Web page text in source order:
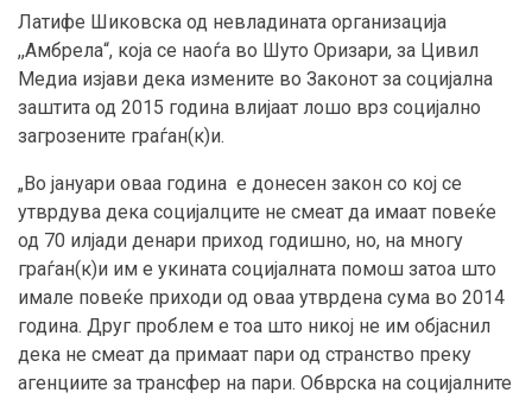
Латифе Шиковска од невладината организација
,,Амбрела“, која се наоѓа во Шуто Оризари, за Цивил
Медиа изјави дека измените во Законот за социјална
заштита од 2015 година влијаат лошо врз социјално
загрозените граѓан(к)и.
„Во јануари оваа година е донесен закон со кој се
утврдува дека социјалците не смеат да имаат повеќе
од 70 илјади денари приход годишно, но, на многу
граѓан(к)и им е укината социјалната помош затоа што
имале повеќе приходи од оваа утврдена сума во 2014
година. Друг проблем е тоа што никој не им објаснил
дека не смеат да примаат пари од странство преку
агенциите за трансфер на пари. Обврска на социјалните